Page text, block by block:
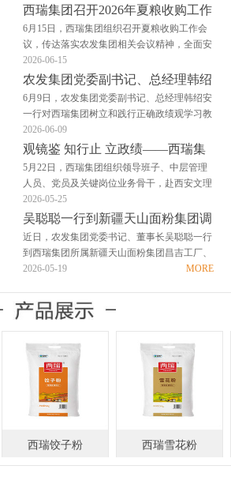
尽管来送 为确保夏粮收购高效开展，西瑞集
团实施“早动员、早部署、早启动”策略，对所
有输送设备、检化验仪器进行检修与校准，48
万吨仓容“…
西瑞集团召开2026年夏粮收购工作
会议
6月15日，西瑞集团组织召开夏粮收购工作会
议，传达落实农发集团相关会议精神，全面安
排部署本年度夏粮收购各项工作。西瑞集团党
委书记、董事长、总经理樊健出席会议并讲
话，总会计师郭晓凤主持会议。 会议分析了
2026年小麦产区情况及市场形势，宣读了集团
夏粮收购工作方…
2026-06-15
农发集团党委副书记、总经理韩绍
安一行到西瑞集团调研督导树立和
践行正确政绩观学习教育
6月9日，农发集团党委副书记、总经理韩绍安
一行对西瑞集团树立和践行正确政绩观学习教
育进行调研督导。西瑞集团党委书记、董事
长、总经理樊健一同调研并详细介绍学习教育
开展情况和企业生产经营情况。 督导组通过
走访生产一线、谈心谈话和交流研讨的方式全
面了解学习教育…
2026-06-09
观镜鉴 知行止 立政绩——西瑞集
团赴西安文理学院警示教育基地参
观学习
5月22日，西瑞集团组织领导班子、中层管理
人员、党员及关键岗位业务骨干，赴西安文理
学院西安市警示教育基地，开展了一场以“为
国护粮责在肩，清廉务实创实绩”为主题的警
示教育活动。 走进警示教育基地，在讲解员
的引导下，全体人员依次参观了“省、心、
律、诫、儆、光…
2026-05-25
吴聪聪一行到新疆天山面粉集团调
研慰问
近日，农发集团党委书记、董事长吴聪聪一行
到西瑞集团所属新疆天山面粉集团昌吉工厂、
喀什工厂调研企业生产经营情况，并深入生产
面粉集团近年来取得的优异成绩给予充分肯
定。他指出，天山面粉集团扎根边疆六十载，
全体干部职工实…
2026-05-19 MORE
西瑞饺子粉 西瑞雪花粉